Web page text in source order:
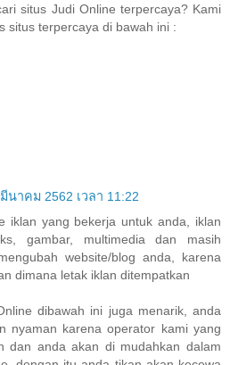
situs Judi Online terpercaya? Kami
situs terpercaya di bawah ini :
นาคม 2562 เวลา 11:22
iklan yang bekerja untuk anda, iklan
gambar, multimedia dan masih
website/blog anda, karena
dimana letak iklan ditempatkan
dibawah ini juga menarik, anda
nyaman karena operator kami yang
dan anda akan di mudahkan dalam